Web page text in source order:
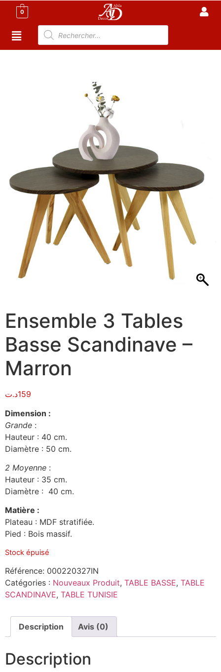
0
Ensemble 3 Tables
Basse Scandinave –
Marron
159د.ت
Dimension :
Grande :
Hauteur : 40 cm.
Diamètre : 50 cm.
2 Moyenne :
Hauteur : 35 cm.
Diamètre : 40 cm.
Matière :
Plateau : MDF stratifiée.
Pied : Bois massif.
Stock épuisé
Référence: 000220327IN
Catégories : Nouveaux Produit, TABLE BASSE, TABLE
SCANDINAVE, TABLE TUNISIE
Description Avis (0)
Description